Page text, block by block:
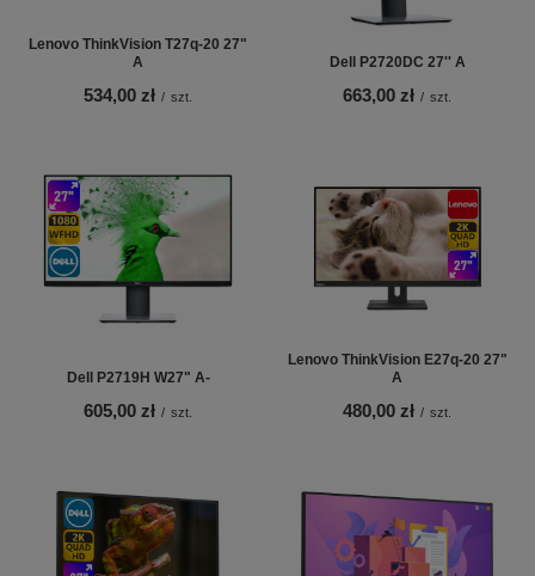
Lenovo ThinkVision T27q-20 27"
A
534,00 zł / szt.
Dell P2720DC 27'' A
663,00 zł / szt.
Dell P2719H W27" A-
605,00 zł / szt.
Lenovo ThinkVision E27q-20 27"
A
480,00 zł / szt.